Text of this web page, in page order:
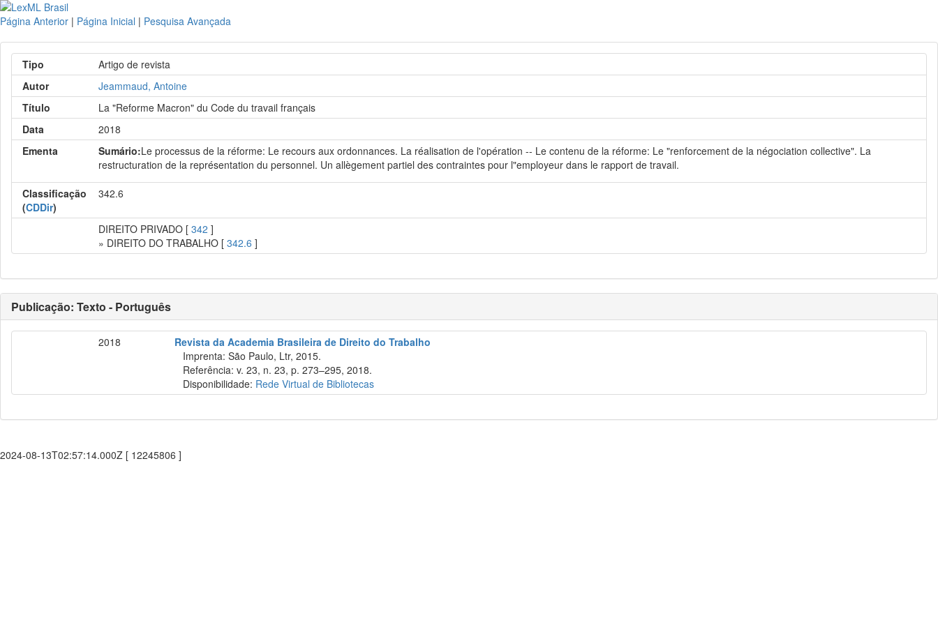
Página Anterior | Página Inicial | Pesquisa Avançada
Tipo
Artigo de revista
Autor
Jeammaud, Antoine
Título
La "Reforme Macron" du Code du travail français
Data
2018
Ementa
Sumário:Le processus de la réforme: Le recours aux ordonnances. La réalisation de l'opération -- Le contenu de la réforme: Le "renforcement de la négociation collective". La
restructuration de la représentation du personnel. Un allègement partiel des contraintes pour l"employeur dans le rapport de travail.
Classificação
(CDDir)
342.6
DIREITO PRIVADO [342 ]
» DIREITO DO TRABALHO [342.6 ]
Publicação: Texto - Português
2018
Revista da Academia Brasileira de Direito do Trabalho
Imprenta: São Paulo, Ltr, 2015.
Referência: v. 23, n. 23, p. 273–295, 2018.
Disponibilidade: Rede Virtual de Bibliotecas
2024-08-13T02:57:14.000Z [ 12245806 ]